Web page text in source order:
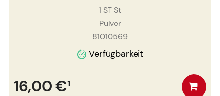
1 ST St
Pulver
81010569
Verfügbarkeit
16,00 €¹